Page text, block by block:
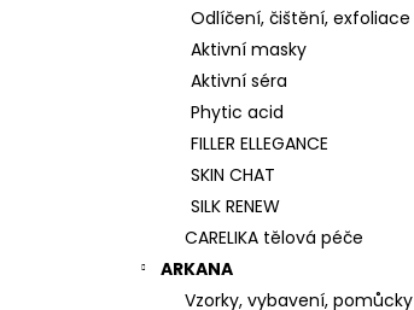
Odlíčení, čištění, exfoliace
Aktivní masky
Aktivní séra
Phytic acid
FILLER ELLEGANCE
SKIN CHAT
SILK RENEW
CARELIKA tělová péče
ARKANA
Vzorky, vybavení, pomůcky